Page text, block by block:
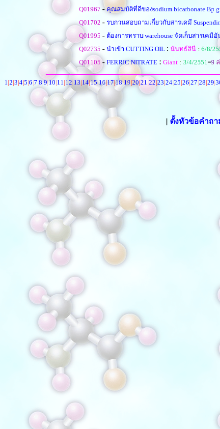
Q01967 -คุณสมบัติที่ดีของsodium bicarbonate Bp
Q01702 - รบกวนสอบถามเกี่ยวกับสารเคมี
Q01995 - ต้องการทราบ warehouse จัดเก็บสารเคมี
Q02735 - นำเข้า CUTTING OIL : นันทธ์สินี : 6/8/
Q01105 - FERRIC NITRATE : Giant : 3/4/2551=9
1|2|3|4|5|6|7|8|9|10|11|12|13|14|15|16|17|18|19|20|21|22|23|24|25|26|27|28|29|
| ตั้งหัวข้อคำถ